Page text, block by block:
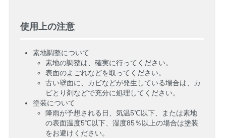
使用上の注意
素地調整について
素地の調整は、確実に行ってください。
表面のよごれなどを取ってください。
古い壁面に、カビなどが発生している場合は、カ
ビとり剤などで充分に処理してください。
塗装について
降雨が予想される日、気温5℃以下、または素地
の表面温度5℃以下、湿度85％以上の場合は塗装
をお避けください。